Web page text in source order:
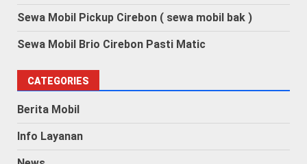
Sewa Mobil Pickup Cirebon ( sewa mobil bak )
Sewa Mobil Brio Cirebon Pasti Matic
CATEGORIES
Berita Mobil
Info Layanan